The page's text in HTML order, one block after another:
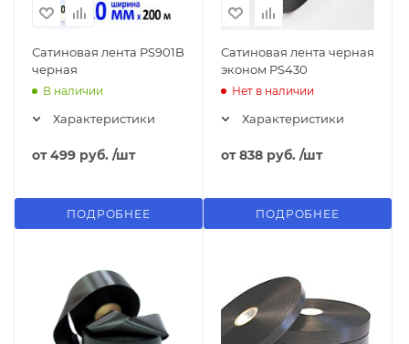
Сатиновая лента PS901B
черная
В наличии
Характеристики
от499 руб. /шт
ПОДРОБНЕЕ
Сатиновая лента черная
эконом PS430
Нет в наличии
Характеристики
от838 руб. /шт
ПОДРОБНЕЕ